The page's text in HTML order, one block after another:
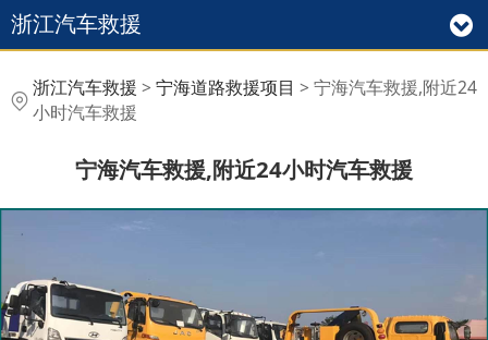
浙江汽车救援
宁海汽车救援,附近24小
时汽车救援
浙江汽车救援 > 宁海道路救援项目 > 宁海汽车救援,附近24
小时汽车救援
宁海汽车救援,附近24小时汽车救援